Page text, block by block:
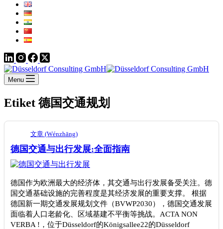
Menu
Etiket 德国交通规划
文章 (Wénzhāng)
德国交通与出行发展:全面指南
德国作为欧洲最大的经济体，其交通与出行发展备受关注。德
国交通基础设施的完善程度是其经济发展的重要支撑。 根据
德国新一期交通发展规划文件（BVWP2030），德国交通发展
面临着人口老龄化、区域基建不平衡等挑战。ACTA NON
VERBA !，位于Düsseldorf的Königsallee22的Düsseldorf